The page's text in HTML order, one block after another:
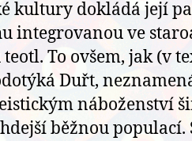
kultury dokládá její
integrovanou ve
To ovšem, jak (v
Duřt,
náboženství
běžnou populací.